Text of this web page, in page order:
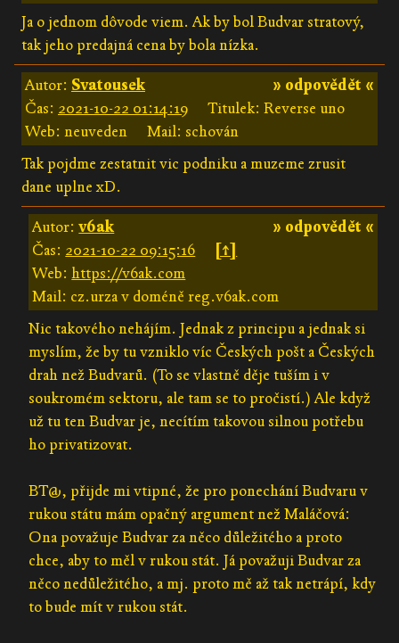
Ja o jednom dôvode viem. Ak by bol Budvar stratový,
tak jeho predajná cena by bola nízka.
» odpovědět «
Autor: Svatousek
Čas: 2021-10-22 01:14:19
Titulek: Reverse uno
Web: neuveden
Mail: schován
Tak pojdme zestatnit vic podniku a muzeme zrusit
dane uplne xD.
» odpovědět «
Autor:v6ak
Čas: 2021-10-22 09:15:16
[↑]
Web:https://v6ak.com
Mail: cz.urza v doméně reg.v6ak.com
Nic takového nehájím. Jednak z principu a jednak si
myslím, že by tu vzniklo víc Českých pošt a Českých
drah než Budvarů. (To se vlastně děje tuším i v
soukromém sektoru, ale tam se to pročistí.) Ale když
už tu ten Budvar je, necítím takovou silnou potřebu
ho privatizovat.
BT@, přijde mi vtipné, že pro ponechání Budvaru v
rukou státu mám opačný argument než Maláčová:
Ona považuje Budvar za něco důležitého a proto
chce, aby to měl v rukou stát. Já považuji Budvar za
něco nedůležitého, a mj. proto mě až tak netrápí, kdy
to bude mít v rukou stát.